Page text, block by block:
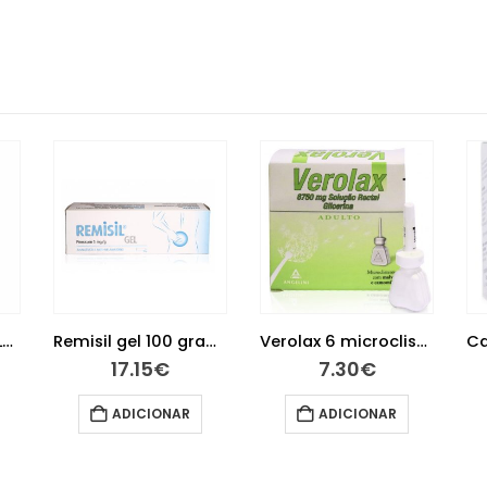
Levotuss, 6 mg/mL-200 mL x 1 xar mL Remisil gel 100 gramas
17.15€
ADICIONAR
Verolax 6 microclisters
7.30€
ADICIONAR